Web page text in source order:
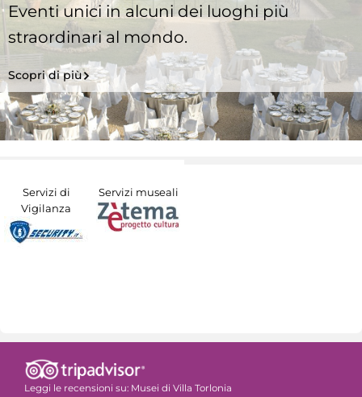
Eventi unici in alcuni dei luoghi più
straordinari al mondo.
Scopri di più
Servizi di
Vigilanza
Servizi museali
Leggi le recensioni su: Musei di Villa Torlonia